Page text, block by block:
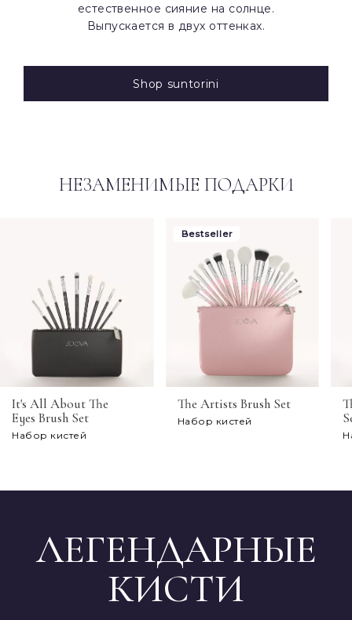
естественное сияние на солнце.
Выпускается в двух оттенках.
Shop suntorini
НЕЗАМЕНИМЫЕ ПОДАРКИ
It's All About The
Eyes Brush Set
Набор кистей
The Artists Brush Set
Набор кистей
Bestseller
ЛЕГЕНДАРНЫЕ
КИСТИ